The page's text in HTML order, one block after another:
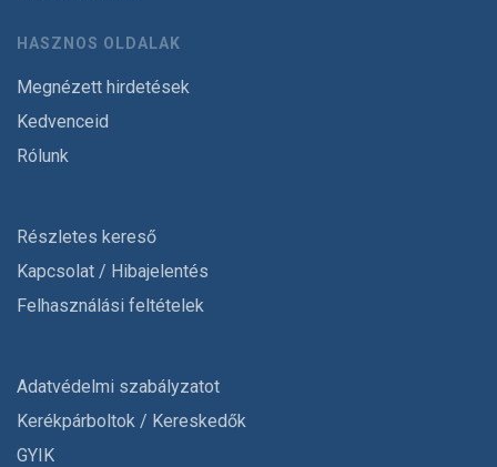
HASZNOS OLDALAK
Megnézett hirdetések
Kedvenceid
Rólunk
Részletes kereső
Kapcsolat / Hibajelentés
Felhasználási feltételek
Adatvédelmi szabályzatot
Kerékpárboltok / Kereskedők
GYIK